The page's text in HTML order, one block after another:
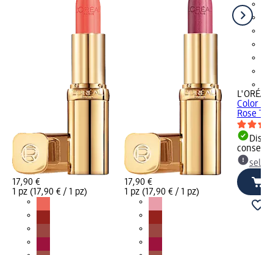
17,90 €
1 pz (17,90 € / 1 pz)
17,90 €
1 pz (17,90 € / 1 pz)
L'ORÉAL
Color
Rose